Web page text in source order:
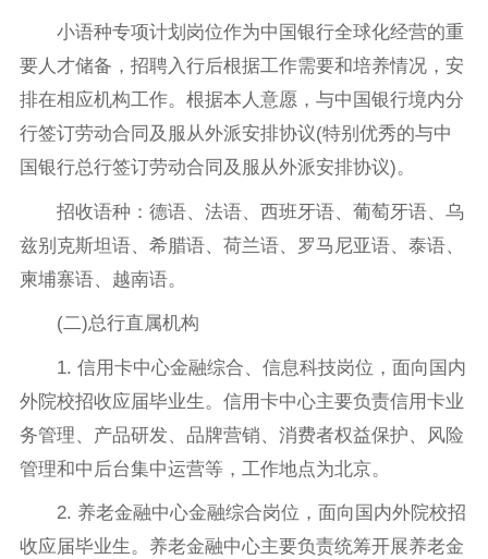
小语种专项计划岗位作为中国银行全球化经营的重
要人才储备，招聘入行后根据工作需要和培养情况，安
排在相应机构工作。根据本人意愿，与中国银行境内分
行签订劳动合同及服从外派安排协议(特别优秀的与中
国银行总行签订劳动合同及服从外派安排协议)。
招收语种：德语、法语、西班牙语、葡萄牙语、乌
兹别克斯坦语、希腊语、荷兰语、罗马尼亚语、泰语、
柬埔寨语、越南语。
(二)总行直属机构
1. 信用卡中心金融综合、信息科技岗位，面向国内
外院校招收应届毕业生。信用卡中心主要负责信用卡业
务管理、产品研发、品牌营销、消费者权益保护、风险
管理和中后台集中运营等，工作地点为北京。
2. 养老金融中心金融综合岗位，面向国内外院校招
收应届毕业生。养老金融中心主要负责统筹开展养老金